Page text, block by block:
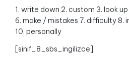
1. write down 2. custom 3. look
6. make / mistakes 7. difficulty 8.
10. personally
[sinif_8_sbs_ingilizce]